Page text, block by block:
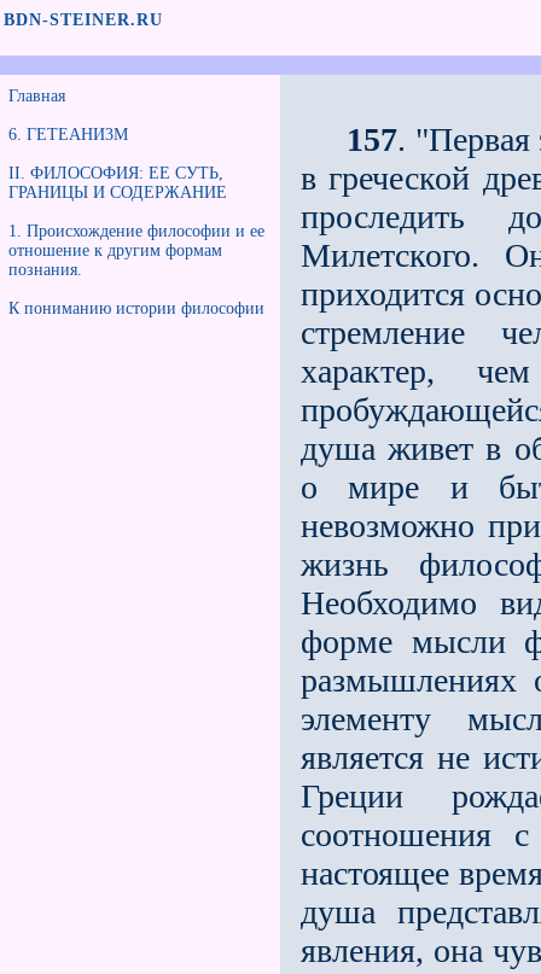
BDN-STEINER.RU
Главная
6. ГЕТЕАНИ3М
II. ФИЛОСОФИЯ: ЕЕ СУТЬ,
ГРАНИЦЫ И СОДЕРЖАНИЕ
1. Происхождение философии и ее
отношение к другим формам
познания.
К пониманию истории философии
157. "Первая
в греческой
проследить
Милетского.
приходится
стремление
характер,
душа живет в
о мире и
невозможно
жизнь
Необходимо
форме мысли
размышлениях
элементу
является не
Греции
соотношения
настоящее
душа
явления, она